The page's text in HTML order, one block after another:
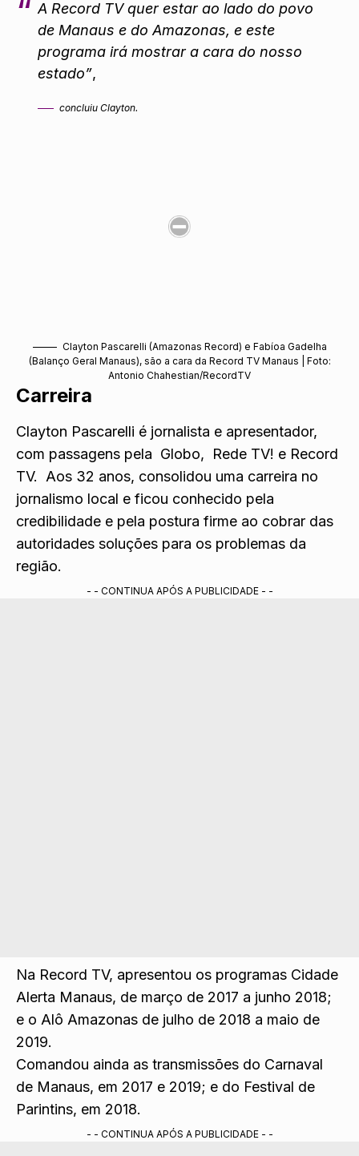
A Record TV quer estar ao lado do povo
de Manaus e do Amazonas, e este
programa irá mostrar a cara do nosso
estado”,
concluiu Clayton.
Clayton Pascarelli (Amazonas Record) e Fabíoa Gadelha
(Balanço Geral Manaus), são a cara da Record TV Manaus | Foto:
Antonio Chahestian/RecordTV
Carreira
Clayton Pascarelli é jornalista e apresentador,
com passagens pela Globo, Rede TV! e Record
TV. Aos 32 anos, consolidou uma carreira no
jornalismo local e ficou conhecido pela
credibilidade e pela postura firme ao cobrar das
autoridades soluções para os problemas da
região.
- - CONTINUA APÓS A PUBLICIDADE - -
Na Record TV, apresentou os programas Cidade
Alerta Manaus, de março de 2017 a junho 2018;
e o Alô Amazonas de julho de 2018 a maio de
2019.
Comandou ainda as transmissões do Carnaval
de Manaus, em 2017 e 2019; e do Festival de
Parintins, em 2018.
- - CONTINUA APÓS A PUBLICIDADE - -